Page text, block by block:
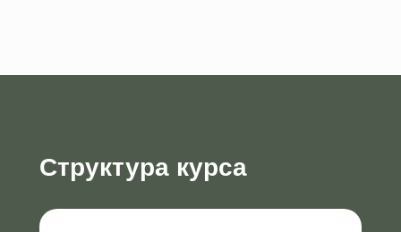
Структура курса